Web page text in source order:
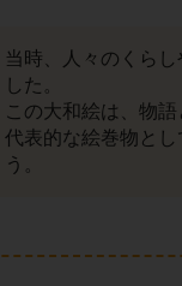
当時、人々のくら
した。
この大和絵は、物
代表的な絵巻物と
う。